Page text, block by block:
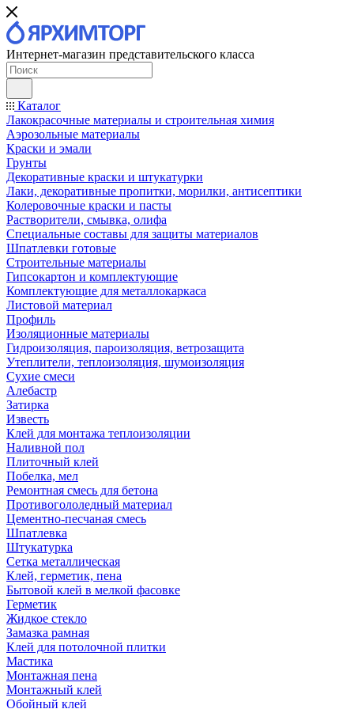
Интернет-магазин представительского класса
Каталог
Лакокрасочные материалы и строительная химия
Аэрозольные материалы
Краски и эмали
Грунты
Декоративные краски и штукатурки
Лаки, декоративные пропитки, морилки, антисептики
Колеровочные краски и пасты
Растворители, смывка, олифа
Специальные составы для защиты материалов
Шпатлевки готовые
Строительные материалы
Гипсокартон и комплектующие
Комплектующие для металлокаркаса
Листовой материал
Профиль
Изоляционные материалы
Гидроизоляция, пароизоляция, ветрозащита
Утеплители, теплоизоляция, шумоизоляция
Сухие смеси
Алебастр
Затирка
Известь
Клей для монтажа теплоизоляции
Наливной пол
Плиточный клей
Побелка, мел
Ремонтная смесь для бетона
Противогололедный материал
Цементно-песчаная смесь
Шпатлевка
Штукатурка
Сетка металлическая
Клей, герметик, пена
Бытовой клей в мелкой фасовке
Герметик
Жидкое стекло
Замазка рамная
Клей для потолочной плитки
Мастика
Монтажная пена
Монтажный клей
Обойный клей